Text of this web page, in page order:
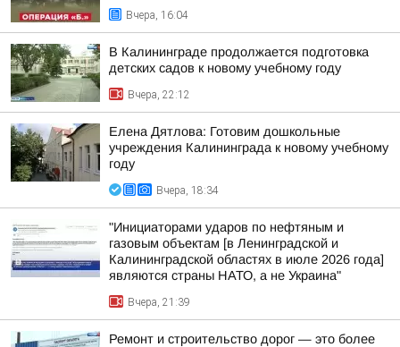
Вчера, 16:04
В Калининграде продолжается подготовка
детских садов к новому учебному году
Вчера, 22:12
Елена Дятлова: Готовим дошкольные
учреждения Калининграда к новому учебному
году
Вчера, 18:34
"Инициаторами ударов по нефтяным и
газовым объектам [в Ленинградской и
Калининградской областях в июле 2026 года]
являются страны НАТО, а не Украина"
Вчера, 21:39
Ремонт и строительство дорог — это более